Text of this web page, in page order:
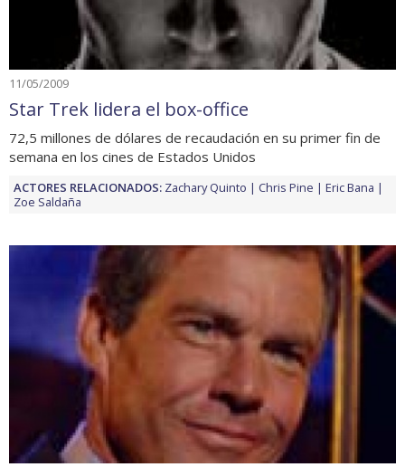
11/05/2009
Star Trek lidera el box-office
72,5 millones de dólares de recaudación en su primer fin de
semana en los cines de Estados Unidos
ACTORES RELACIONADOS: Zachary Quinto Chris Pine
Eric Bana
Zoe Saldaña